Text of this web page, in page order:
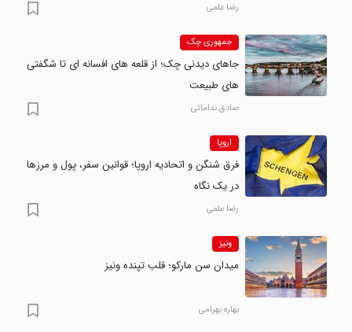
رضا علمی
جمهوری چک
جاهای دیدنی چک؛ از قلعه های افسانه ای تا شگفتی
های طبیعت
صادق نداماتی
اروپا
فرق شنگن و اتحادیه اروپا؛ قوانین سفر، پول و مرزها
در یک نگاه
رضا علمی
ونیز
میدان سن مارکو؛ قلب تپنده ونیز
بهاره بهرامی